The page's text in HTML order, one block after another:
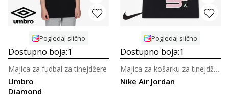
Pogledaj slično
Dostupno boja:1
Umbro
Diamond
Majica za fudbal za tinejdžere
Pogledaj slično
Dostupno boja:1
Nike Air Jordan
Majica za košarku za tinejdžerke